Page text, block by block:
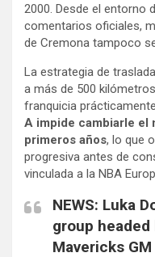
2000. Desde el entorno
comentarios oficiales,
de Cremona tampoco
La estrategia de
a más de 500
franquicia
A impide cambiarle el
primeros años, lo que
progresiva antes de
vinculada a la NBA
NEWS: Luka
group
Mavericks